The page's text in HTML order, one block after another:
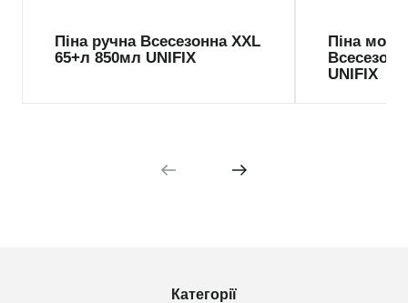
Піна ручна Всесезонна XXL
65+л 850мл UNIFIX
Піна
UNIFIX
Категорії